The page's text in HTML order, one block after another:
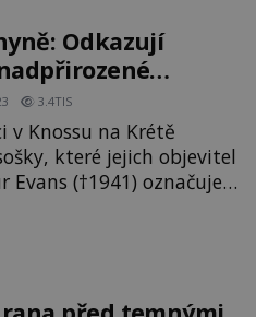
Odkazují
3.4TIS
v Knossu na Krétě
které jejich objevitel
(†1941) označuje
je později nalezena
ženu s hady, žádné